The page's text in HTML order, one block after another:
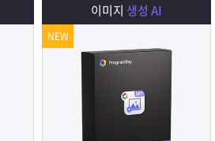
이미지 생성 AI
NEW